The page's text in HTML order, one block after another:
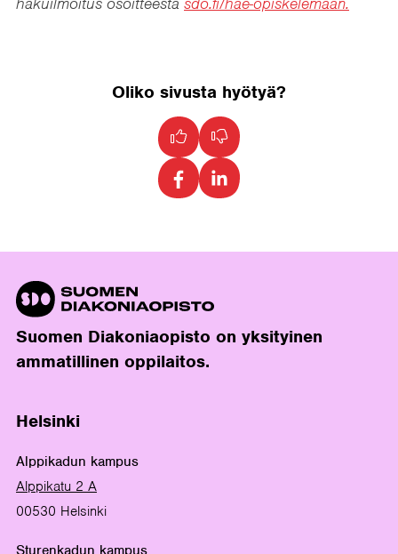
Oliko sivusta hyötyä?
Suomen Diakoniaopisto on yksityinen
ammatillinen oppilaitos.
Helsinki
Alppikadun kampus
Alppikatu 2 A
00530 Helsinki